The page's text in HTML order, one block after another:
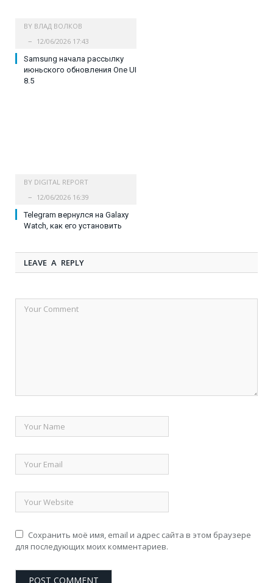
BY ВЛАД ВОЛКОВ
12/06/2026 17:43
Samsung начала рассылку
июньского обновления One UI
8.5
BY DIGITAL REPORT
12/06/2026 16:39
Telegram вернулся на Galaxy
Watch, как его установить
LEAVE A REPLY
Сохранить моё имя, email и адрес сайта в этом браузере
для последующих моих комментариев.